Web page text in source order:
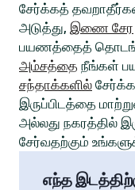
சேர்க்கத்
அடுத்து, இணை சேர
பயணத்தைத்
அம்சத்தை நீங்கள்
சந்தாக்களில்
இருப்பிடத்தை
அல்லது நகரத்தில்
சேர்வதற்கும்
எந்த